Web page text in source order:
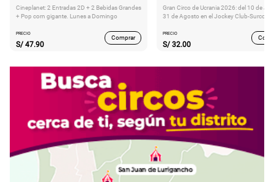
Cineplanet: 2 Entradas 2D + 2 Bebidas Grandes
+ Pop corn gigante. Lunes a Domingo
PRECIO
S/ 47.90
Comprar
Gran Circo de Ucrania 2026: del 10 de
31 de Agosto en el Jockey Club-Surco
PRECIO
S/ 32.00